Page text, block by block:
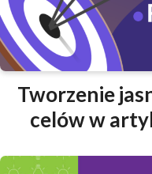
Tworzenie
celów w